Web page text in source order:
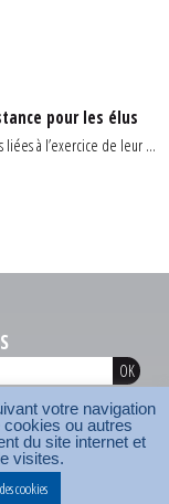
pour les élus
à l’exercice de leur ...
votre navigation
ou autres
du site internet et
visites.
cookies